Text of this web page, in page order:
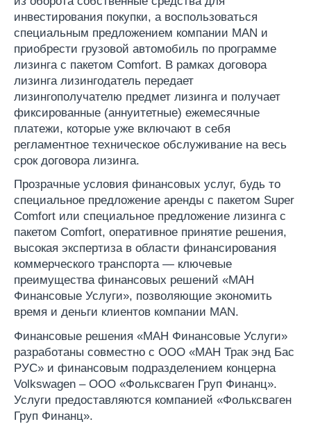
инвестирования покупки, а воспользоваться
специальным предложением компании MAN и
приобрести грузовой автомобиль по программе
лизинга с пакетом Comfort. В рамках договора
лизинга лизингодатель передает
лизингополучателю предмет лизинга и получает
фиксированные (аннуитетные) ежемесячные
платежи, которые уже включают в себя
регламентное техническое обслуживание на весь
срок договора лизинга.
Прозрачные условия финансовых услуг, будь то
специальное предложение аренды с пакетом Super
Comfort или специальное предложение лизинга c
пакетом Comfort, оперативное принятие решения,
высокая экспертиза в области финансирования
коммерческого транспорта — ключевые
преимущества финансовых решений «МАН
Финансовые Услуги», позволяющие экономить
время и деньги клиентов компании MAN.
Финансовые решения «МАН Финансовые Услуги»
разработаны совместно с ООО «МАН Трак энд Бас
РУС» и финансовым подразделением концерна
Volkswagen – ООО «Фольксваген Груп Финанц».
Услуги предоставляются компанией «Фольксваген
Груп Финанц».